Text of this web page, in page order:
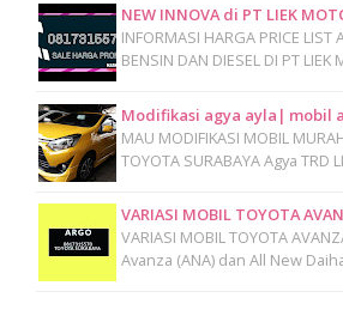
NEW INNOVA di PT LIEK
INFORMASI HARGA PRICE LIST
BENSIN DAN DIESEL DI PT
Modifikasi agya ayla| mobil
MAU MODIFIKASI MOBIL
TOYOTA SURABAYA Agya TRD
VARIASI MOBIL TOYOTA
VARIASI MOBIL TOYOTA
Avanza (ANA) dan All New